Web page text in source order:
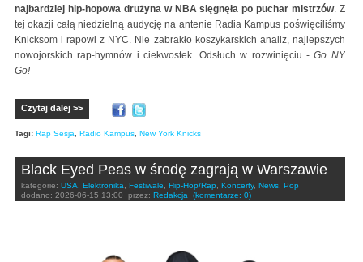
najbardziej hip-hopowa drużyna w NBA sięgnęła po puchar mistrzów. Z
tej okazji całą niedzielną audycję na antenie Radia Kampus poświęciliśmy
Knicksom i rapowi z NYC. Nie zabrakło koszykarskich analiz, najlepszych
nowojorskich rap-hymnów i ciekwostek. Odsłuch w rozwinięciu -Go NY
Go!
Czytaj dalej >>
Tagi: Rap Sesja Radio Kampus New York Knicks
Black Eyed Peas w środę zagrają w Warszawie
kategorie: USA Elektronika Festiwale Hip-Hop/Rap Koncerty, News Pop
dodano: 2026-06-15 13:00 przez: Redakcja (komentarze: 0)